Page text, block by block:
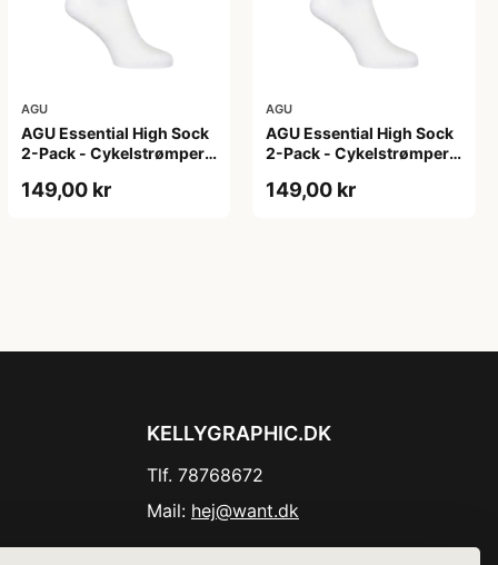
AGU
AGU Essential High Sock
2-Pack - Cykelstrømper -
149,00 kr
AGU
AGU Essential High Sock
2-Pack - Cykelstrømper -
149,00 kr
KELLYGRAPHIC.DK
Tlf. 78768672
Mail: hej@want.dk